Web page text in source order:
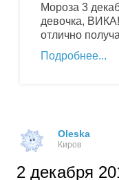
Мороза 3
девочка,
отлично
Подробнее
Oleska
Киров
2 декабря